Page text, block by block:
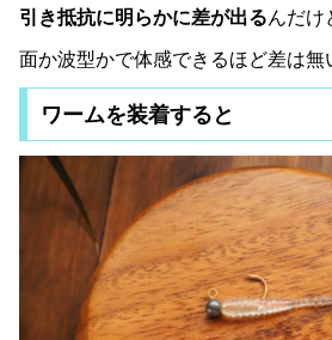
引き抵抗に明らかに差が出るんだけ
面か波型かで体感できるほど差は
ワームを装着すると